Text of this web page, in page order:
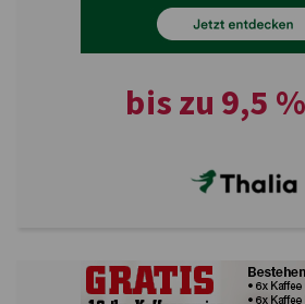
bis zu 9,5 %